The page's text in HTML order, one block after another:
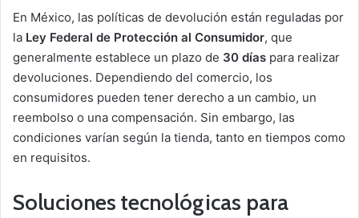
En México, las políticas de devolución están reguladas por
la Ley Federal de Protección al Consumidor, que
generalmente establece un plazo de 30 días para realizar
devoluciones. Dependiendo del comercio, los
consumidores pueden tener derecho a un cambio, un
reembolso o una compensación. Sin embargo, las
condiciones varían según la tienda, tanto en tiempos como
en requisitos.
Soluciones tecnológicas para